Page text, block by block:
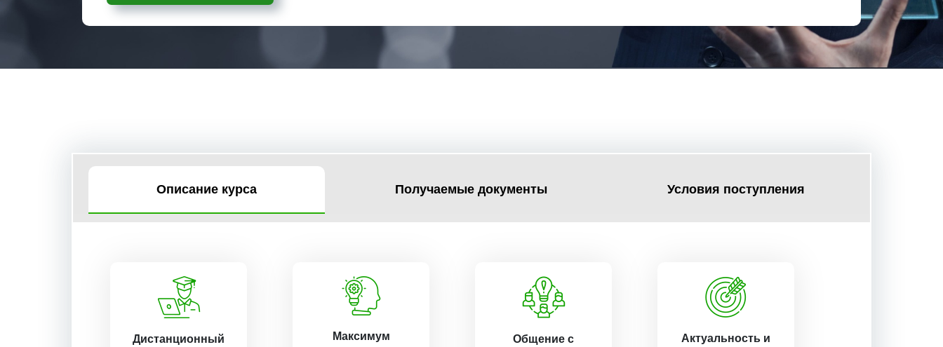
Описание курса Получаемые документы Условия поступления
Дистанционный
Максимум
Общение с
Актуальность и